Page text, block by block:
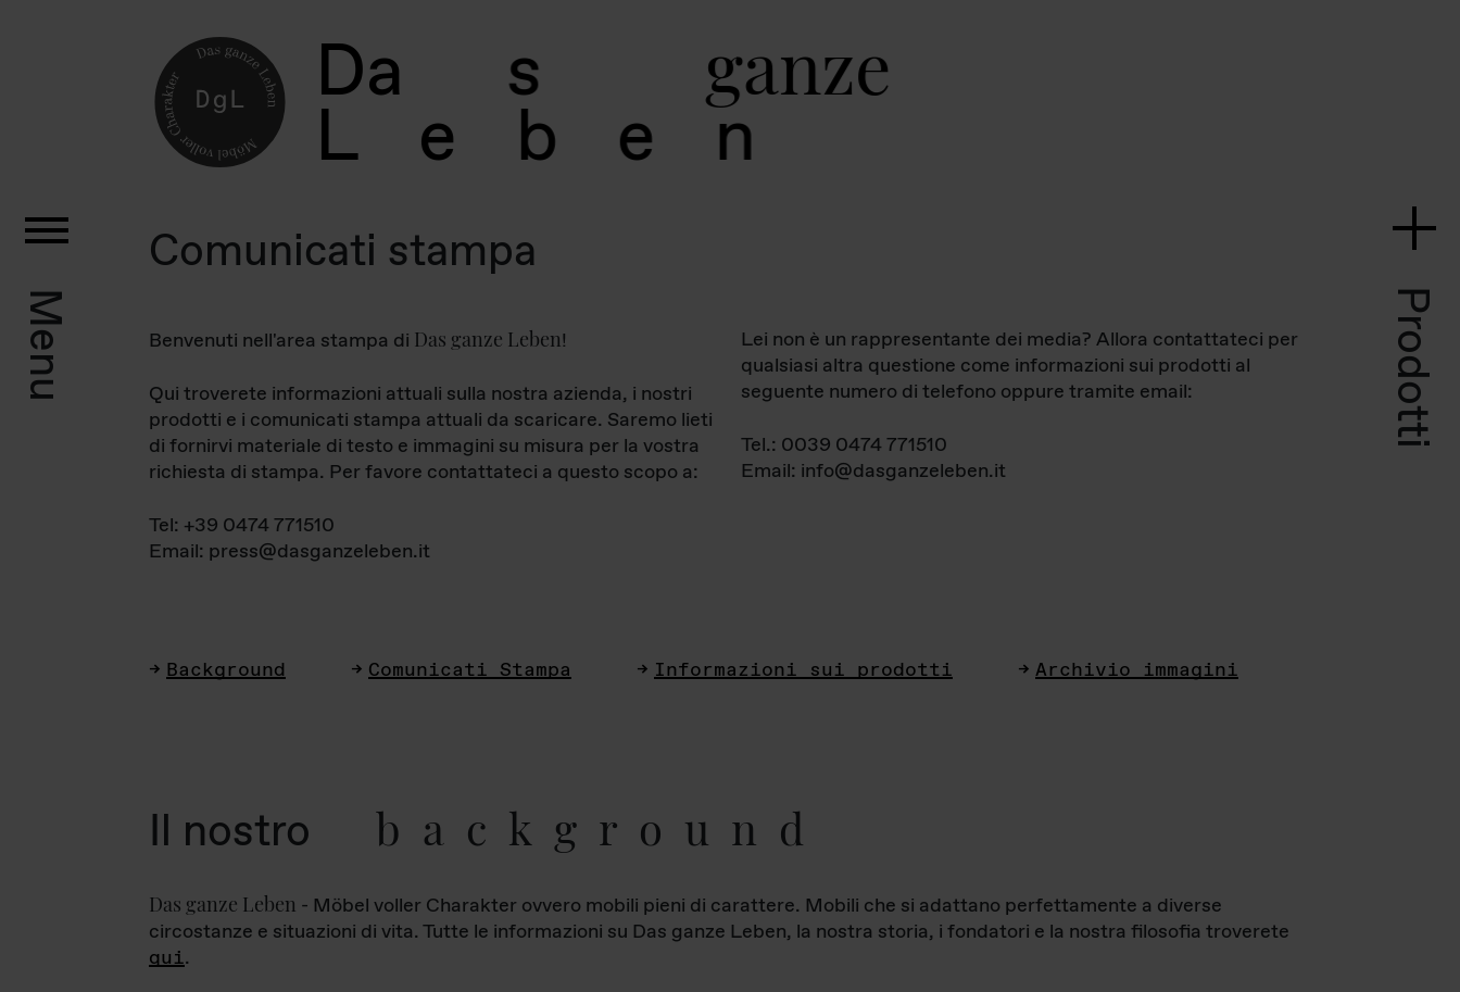
Da s ganz
L e b e
Menu Prodotti
Comunicati stampa
Benvenuti nell'area stampa di Das ganze Leben!
Qui troverete informazioni attuali sulla nostra azienda, i nostri
prodotti e i comunicati stampa attuali da scaricare. Saremo lieti
di fornirvi materiale di testo e immagini su misura per la vostra
richiesta di stampa. Per favore contattateci a questo scopo a:
Tel: +39 0474 771510
Email: press@dasganzeleben.it
Lei non è un rappresentante dei media? Allora contattateci per
qualsiasi altra questione come informazioni sui prodotti al
seguente numero di telefono oppure tramite email:
Tel.: 0039 0474 771510
Email: info@dasganzeleben.it
Background Comunicati Stampa Informazioni sui prodotti Archivio immagini
Il nostro background
Das ganze Leben - Möbel voller Charakter ovvero mobili pieni di carattere. Mobili che si adattano perfettamente a diverse
circostanze e situazioni di vita. Tutte le informazioni su Das ganze Leben, la nostra storia, i fondatori e la nostra filosofia troverete
qui.